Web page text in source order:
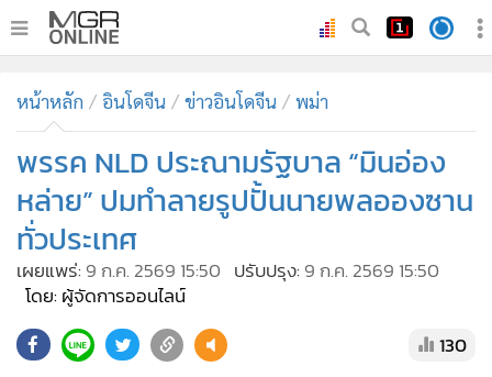
ทันเหตุการณ์
• ภาคใต้
ภูมิภาค
Online Section
• บันเทิง
ผู้จัดการรายวัน
• ละคร
หน้าหลัก อินโดจีน ข่าวอินโดจีน พม่า
พรรค NLD ประณามรัฐบาล “มินอ่อง
หล่าย” ปมทำลายรูปปั้นนายพลอองซาน
ทั่วประเทศ
เผยแพร่: 9 ก.ค. 2569 15:50 ปรับปรุง: 9 ก.ค. 2569 15:50
โดย: ผู้จัดการออนไลน์
130